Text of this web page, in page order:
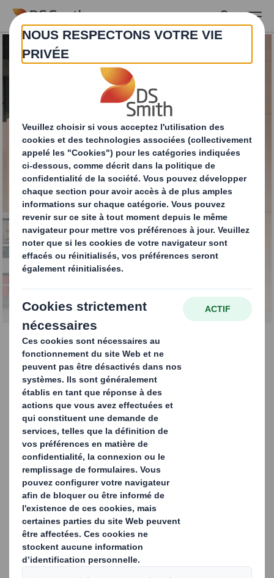
Skip to main content
Nos Services
POUR PLUS D’INFORMATIONS SUR
NOS SERVICES DE CHAÎNE
LOGISTIQUE, VEUILLEZ NOUS
CONTACTER
Nous vivons une période de changement
extraordinaire. Les consommateurs veulent accéder
aux produits par le biais d’un nombre croissant de
canaux tout en s’attendant à ce que les organisations
répondent à leurs demandes de manière plus
responsable et durable.